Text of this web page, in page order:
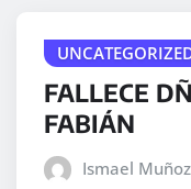
FALLECE
FABIÁN
Ismael